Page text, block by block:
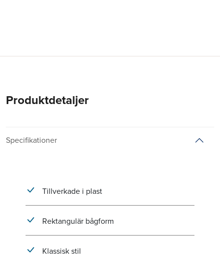
Produktdetaljer
Specifikationer
Tillverkade i plast
Rektangulär bågform
Klassisk stil